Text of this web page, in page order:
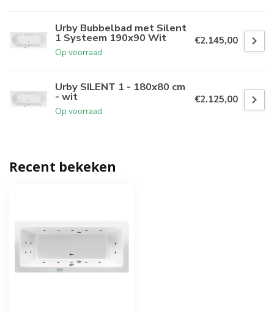
Urby Bubbelbad met Silent
1 Systeem 190x90 Wit
Op voorraad
€2.145,00
Urby SILENT 1 - 180x80 cm
- wit
Op voorraad
€2.125,00
Recent bekeken